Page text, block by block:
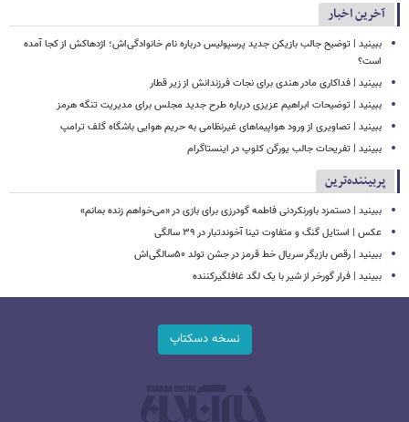
آخرین اخبار
ببینید | توضیح جالب بازیکن جدید پرسپولیس درباره نام خانوادگی‌اش؛ اژدهاکش از کجا آمده
است؟
ببینید | فداکاری مادر هندی برای نجات فرزندانش از زیر قطار
ببینید | توضیحات ابراهیم عزیزی درباره طرح جدید مجلس برای مدیریت تنگه هرمز
ببینید | تصاویری از ورود هواپیماهای غیرنظامی به حریم هوایی باشگاه گلف ترامپ
ببینید | تفریحات جالب یورگن کلوپ در اینستاگرام
پربیننده‌ترین
ببینید | دستمزد باورنکردنی فاطمه گودرزی برای بازی در «می‌خواهم زنده بمانم»
عکس | استایل گنگ و متفاوت تینا آخوندتبار در ۳۹ سالگی
ببینید | رقص بازیگر سریال خط قرمز در جشن تولد ۵۰سالگی‌اش
ببینید | فرار گورخر از شیر با یک لگد غافلگیرکننده
نسخه دسکتاپ